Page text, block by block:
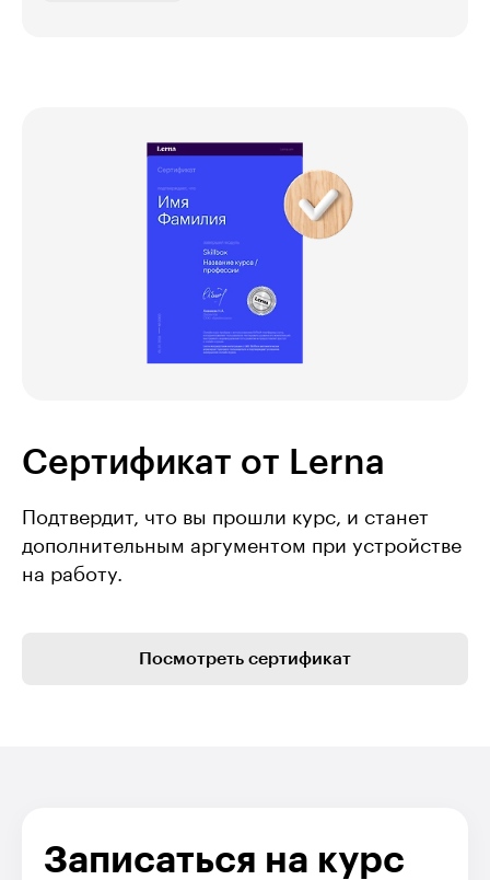
Сертификат от Lerna
Подтвердит, что вы прошли курс, и станет
дополнительным аргументом при устройстве
на работу.
Посмотреть сертификат
Записаться на курс